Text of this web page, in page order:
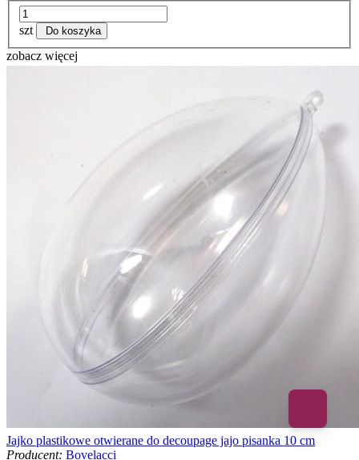
szt Do koszyka
zobacz więcej
Jajko plastikowe otwierane do decoupage jajo pisanka 10 cm
Producent: Bovelacci